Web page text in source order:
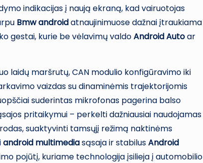
indikacijas į naują ekraną, kad vairuotojas
Bmw androidatnaujinimuose dažnai įtraukiama
gestai, kurie be vėlavimų valdoAndroid Autoar
laidų maršrutų, CAN modulio konfigūravimo iki
vaizdas su dinaminėmis trajektorijomis
suderintas mikrofonas pagerina balso
pritaikymui – perkelti dažniausiai naudojamas
suaktyvinti tamsųjį režimą naktinėms
android multimediasąsaja ir stabilusAndroid
pojūtį, kuriame technologija įsilieja į automobilio